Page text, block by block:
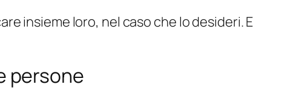
insieme loro, nel caso che lo desideri. E
persone